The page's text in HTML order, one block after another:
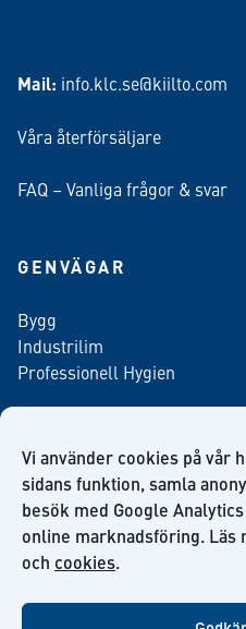
Vi använder cookies på vår
sidans funktion, samla
besök med Google
online marknadsföring. Läs
och cookies.
Mail: info.klc.se@kiilto.com
Våra återförsäljare
FAQ – Vanliga frågor & svar
GENVÄGAR
Bygg
Industrilim
Professionell Hygien
Anmäl dig till vårt nyhetsbrev